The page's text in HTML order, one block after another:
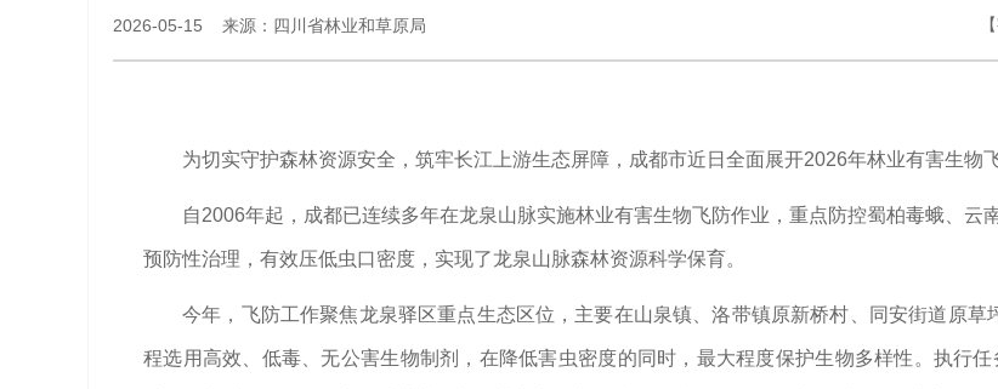
2026-05-15 来源：​四川省林业和草原局
为切实守护森林资源安全，筑牢长江上游生态屏障，成都市近日 全面展开2026年林业有害生物
自2006年起，成都已连续多年在龙泉山脉实施林业有害生物飞防作业，重点防控蜀柏毒蛾、
预防性治理，有效压低虫口密度，实现了龙泉山脉森林资源科学保育。
今年，飞防工作聚焦龙泉驿区重点生态区位，主要在山泉镇、洛带镇原新桥村、同安街道原
程选用高效、低毒、无公害生物制剂，在降低害虫密度的同时，最大程度保护生物多样性。执行